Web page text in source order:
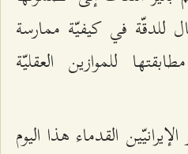
للدقّة في كيفيّة ممارسة
للموازين العقليّة
القدماء هذا اليوم